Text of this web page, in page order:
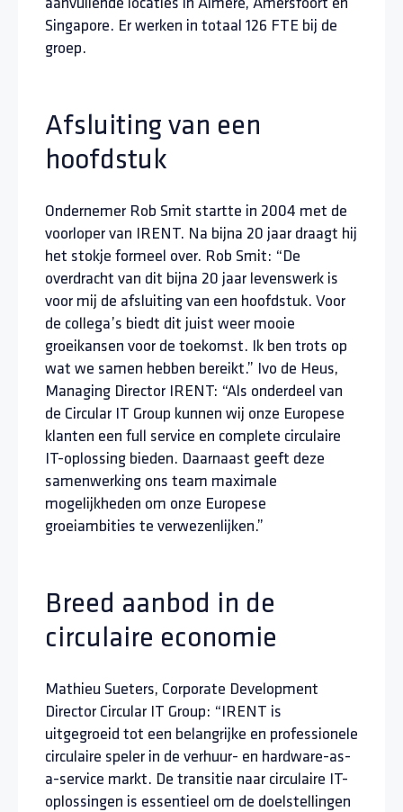
Singapore. Er werken in totaal 126 FTE bij de
groep.
Afsluiting van een
hoofdstuk
Ondernemer Rob Smit startte in 2004 met de
voorloper van IRENT. Na bijna 20 jaar draagt hij
het stokje formeel over. Rob Smit: “De
overdracht van dit bijna 20 jaar levenswerk is
voor mij de afsluiting van een hoofdstuk. Voor
de collega’s biedt dit juist weer mooie
groeikansen voor de toekomst. Ik ben trots op
wat we samen hebben bereikt.” Ivo de Heus,
Managing Director IRENT: “Als onderdeel van
de Circular IT Group kunnen wij onze Europese
klanten een full service en complete circulaire
IT-oplossing bieden. Daarnaast geeft deze
samenwerking ons team maximale
mogelijkheden om onze Europese
groeiambities te verwezenlijken.”
Breed aanbod in de
circulaire economie
Mathieu Sueters, Corporate Development
Director Circular IT Group: “IRENT is
uitgegroeid tot een belangrijke en professionele
circulaire speler in de verhuur- en hardware-as-
a-service markt. De transitie naar circulaire IT-
oplossingen is essentieel om de doelstellingen